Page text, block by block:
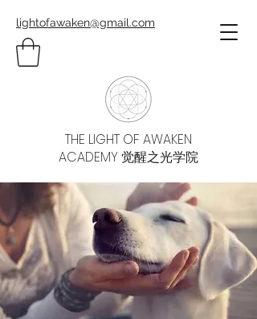
lightofawaken@gmail.com
THE LIGHT OF AWAKEN
ACADEMY 觉醒之光学院